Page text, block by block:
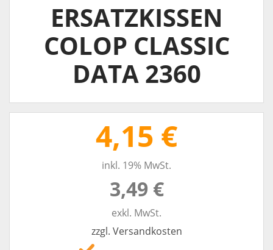
ERSATZKISSEN
COLOP CLASSIC
DATA 2360
4,15 €
inkl. 19% MwSt.
3,49 €
exkl. MwSt.
zzgl. Versandkosten